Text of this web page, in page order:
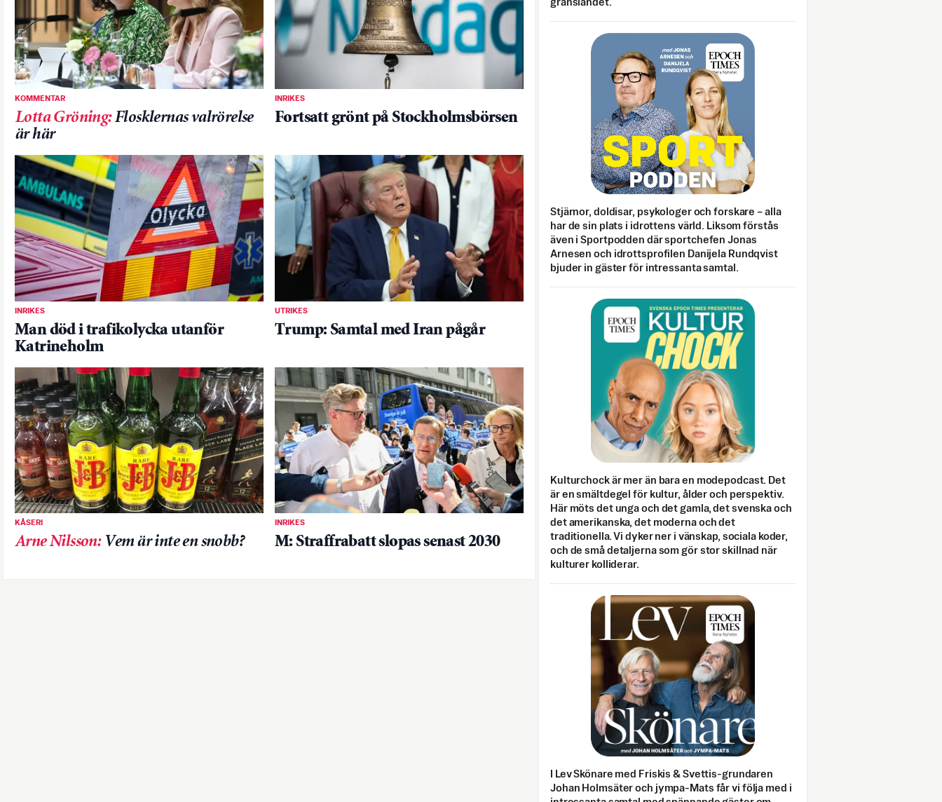
KOMMENTAR
Lotta Gröning:Flosklernas valrörelse
är här
INRIKES
Fortsatt grönt på Stockholmsbörsen
INRIKES
Man död i trafikolycka utanför
Katrineholm
UTRIKES
Trump: Samtal med Iran pågår
KÅSERI
Arne Nilsson: Vem är inte en snobb?
INRIKES
M: Straffrabatt slopas senast 2030
gränslandet.
Stjärnor, doldisar, psykologer och forskare – alla
har de sin plats i idrottens värld. Liksom förstås
även i Sportpodden där sportchefen Jonas
Arnesen och idrottsprofilen Danijela Rundqvist
bjuder in gäster för intressanta samtal.
Kulturchock är mer än bara en modepodcast. Det
är en smältdegel för kultur, ålder och perspektiv.
Här möts det unga och det gamla, det svenska och
det amerikanska, det moderna och det
traditionella. Vi dyker ner i vänskap, sociala koder,
och de små detaljerna som gör stor skillnad när
kulturer kolliderar.
I Lev Skönare med Friskis & Svettis-grundaren
Johan Holmsäter och jympa-Mats får vi följa med i